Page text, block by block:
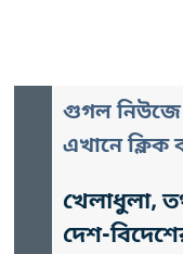
গুগল নিউজে
এখানে
খেলাধুলা,
দেশ-